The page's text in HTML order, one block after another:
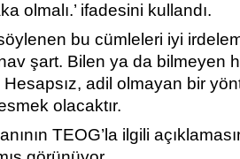
olmalı.’ ifadesini kullandı.
bu cümleleri iyi
şart. Bilen ya da bilmeyen
adil olmayan bir
olacaktır.
TEOG’la ilgili